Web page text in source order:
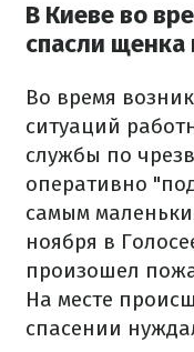
В Киеве во
спасли щенка
Во время
ситуаций
службы по
оперативно
самым
ноября в
произошел
На месте
спасении